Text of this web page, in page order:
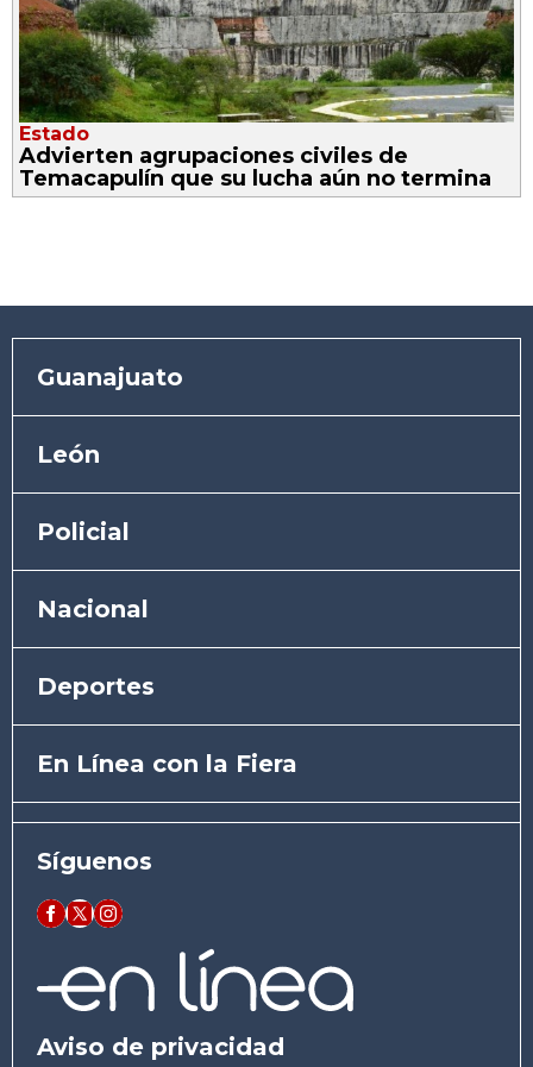
Estado
Advierten agrupaciones civiles de
Temacapulín que su lucha aún no termina
Guanajuato
León
Policial
Nacional
Deportes
En Línea con la Fiera
Síguenos
Aviso de privacidad